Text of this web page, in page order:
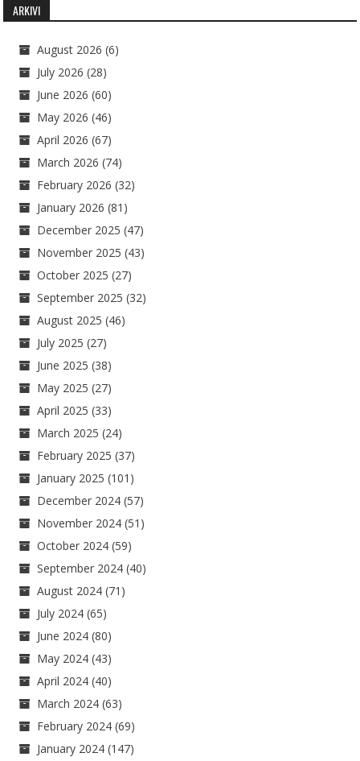
ARKIVI
August 2026 (6)
July 2026 (28)
June 2026 (60)
May 2026 (46)
April 2026 (67)
March 2026 (74)
February 2026 (32)
January 2026 (81)
December 2025 (47)
November 2025 (43)
October 2025 (27)
September 2025 (32)
August 2025 (46)
July 2025 (27)
June 2025 (38)
May 2025 (27)
April 2025 (33)
March 2025 (24)
February 2025 (37)
January 2025 (101)
December 2024 (57)
November 2024 (51)
October 2024 (59)
September 2024 (40)
August 2024 (71)
July 2024 (65)
June 2024 (80)
May 2024 (43)
April 2024 (40)
March 2024 (63)
February 2024 (69)
January 2024 (147)